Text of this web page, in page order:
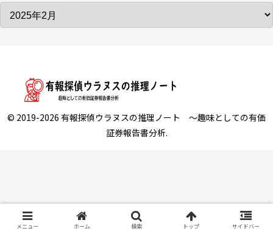
© 2019-2026 有報探偵ウラヌスの推理ノート ～趣味としての有価
証券報告書分析.
メニュー ホーム 検索 トップ サイドバー